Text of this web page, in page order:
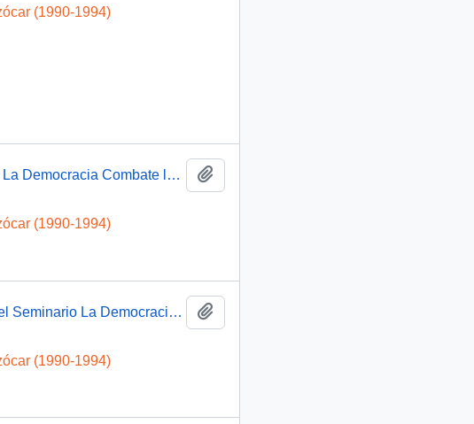
(1990-1994)
Presidente Aylwin asiste al Seminario La Democracia Combate la Corrupción: video
(1990-1994)
Presidente Aylwin ofrece discurso en el Seminario La Democracia Combate la Corrupción: video
(1990-1994)